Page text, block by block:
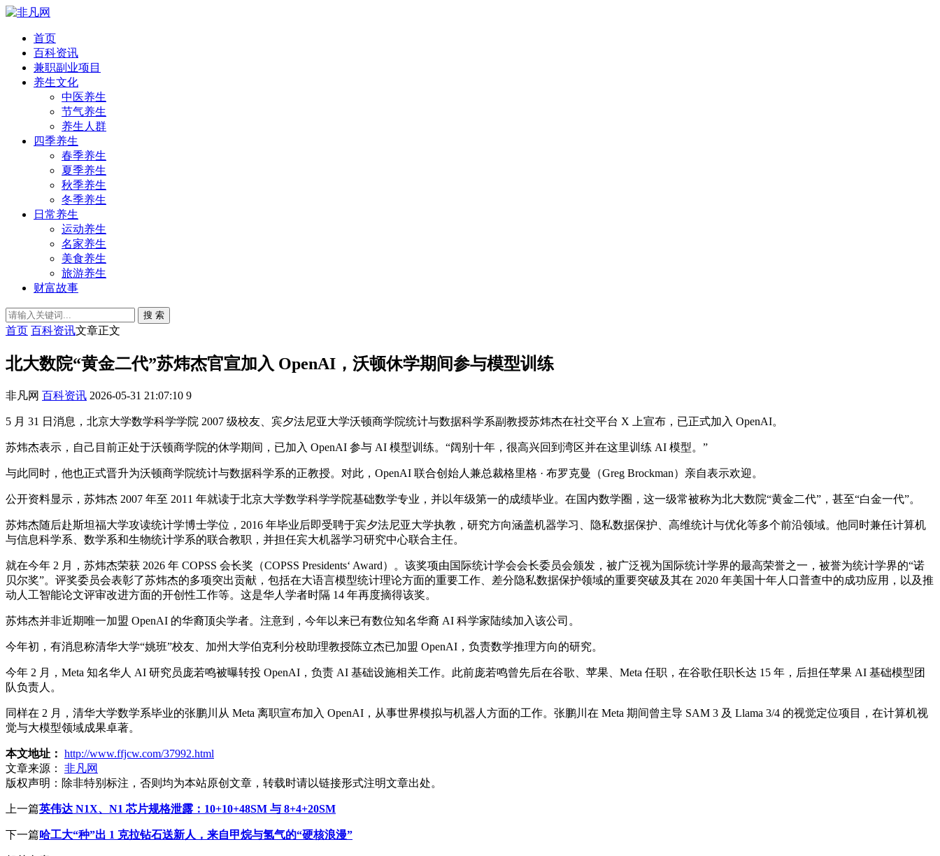
首页
百科资讯
兼职副业项目
养生文化
中医养生
节气养生
养生人群
四季养生
春季养生
夏季养生
秋季养生
冬季养生
日常养生
运动养生
名家养生
美食养生
旅游养生
财富故事
搜 索
首页 百科资讯文章正文
北大数院“黄金二代”苏炜杰官宣加入 OpenAI，沃顿休学期间参与模型训练
非凡网 百科资讯 2026-05-31 21:07:10 9
5 月 31 日消息，北京大学数学科学学院 2007 级校友、宾夕法尼亚大学沃顿商学院统计与数据科学系副教授苏炜杰在社交平台 X 上宣布，已正式加入 OpenAI。
苏炜杰表示，自己目前正处于沃顿商学院的休学期间，已加入 OpenAI 参与 AI 模型训练。“阔别十年，很高兴回到湾区并在这里训练 AI 模型。”
与此同时，他也正式晋升为沃顿商学院统计与数据科学系的正教授。对此，OpenAI 联合创始人兼总裁格里格 · 布罗克曼（Greg Brockman）亲自表示欢迎。
公开资料显示，苏炜杰 2007 年至 2011 年就读于北京大学数学科学学院基础数学专业，并以年级第一的成绩毕业。在国内数学圈，这一级常被称为北大数院“黄金二代”，甚至“白金一代”。
苏炜杰随后赴斯坦福大学攻读统计学博士学位，2016 年毕业后即受聘于宾夕法尼亚大学执教，研究方向涵盖机器学习、隐私数据保护、高维统计与优化等多个前沿领域。他同时兼任计算机
与信息科学系、数学系和生物统计学系的联合教职，并担任宾大机器学习研究中心联合主任。
就在今年 2 月，苏炜杰荣获 2026 年 COPSS 会长奖（COPSS Presidents‘ Award）。该奖项由国际统计学会会长委员会颁发，被广泛视为国际统计学界的最高荣誉之一，被誉为统计学界的“诺
贝尔奖”。评奖委员会表彰了苏炜杰的多项突出贡献，包括在大语言模型统计理论方面的重要工作、差分隐私数据保护领域的重要突破及其在 2020 年美国十年人口普查中的成功应用，以及推
动人工智能论文评审改进方面的开创性工作等。这是华人学者时隔 14 年再度摘得该奖。
苏炜杰并非近期唯一加盟 OpenAI 的华裔顶尖学者。注意到，今年以来已有数位知名华裔 AI 科学家陆续加入该公司。
今年初，有消息称清华大学“姚班”校友、加州大学伯克利分校助理教授陈立杰已加盟 OpenAI，负责数学推理方向的研究。
今年 2 月，Meta 知名华人 AI 研究员庞若鸣被曝转投 OpenAI，负责 AI 基础设施相关工作。此前庞若鸣曾先后在谷歌、苹果、Meta 任职，在谷歌任职长达 15 年，后担任苹果 AI 基础模型团
队负责人。
同样在 2 月，清华大学数学系毕业的张鹏川从 Meta 离职宣布加入 OpenAI，从事世界模拟与机器人方面的工作。张鹏川在 Meta 期间曾主导 SAM 3 及 Llama 3/4 的视觉定位项目，在计算机视
觉与大模型领域成果卓著。
本文地址： http://www.ffjcw.com/37992.html
文章来源：
非凡网
版权声明： 除非特别标注，否则均为本站原创文章，转载时请以链接形式注明文章出处。
上一篇英伟达 N1X、N1 芯片规格泄露：10+10+48SM 与 8+4+20SM
下一篇哈工大“种”出 1 克拉钻石送新人，来自甲烷与氢气的“硬核浪漫”